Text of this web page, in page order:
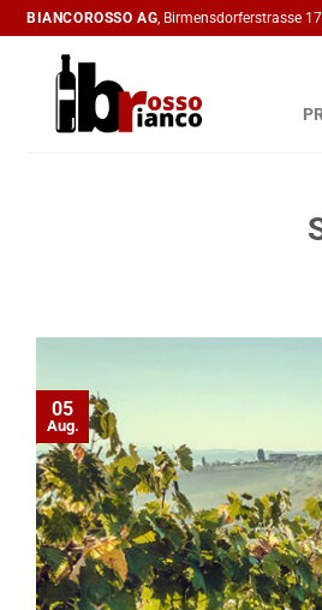
Zum
Inhalt
springen
BIANCOROSSO AG , Birmensdorferstrasse
05
Aug.